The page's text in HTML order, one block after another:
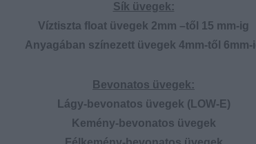
Sík üvegek:
Víztiszta float üvegek 2mm –től 15 mm-ig
Anyagában színezett üvegek 4mm-től 6mm-
Bevonatos üvegek:
Lágy-bevonatos üvegek (LOW-E)
Kemény-bevonatos üvegek